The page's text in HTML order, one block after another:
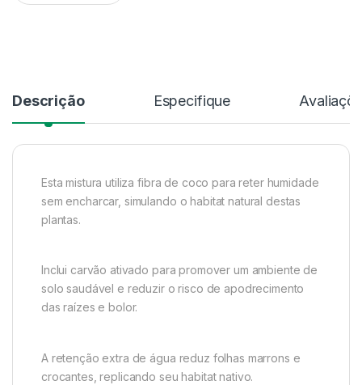
Descrição Especifique
Esta mistura utiliza fibra de coco para reter humidade
sem encharcar, simulando o habitat natural destas
plantas.
Inclui carvão ativado para promover um ambiente de
solo saudável e reduzir o risco de apodrecimento
das raízes e bolor.
A retenção extra de água reduz folhas marrons e
crocantes, replicando seu habitat nativo.